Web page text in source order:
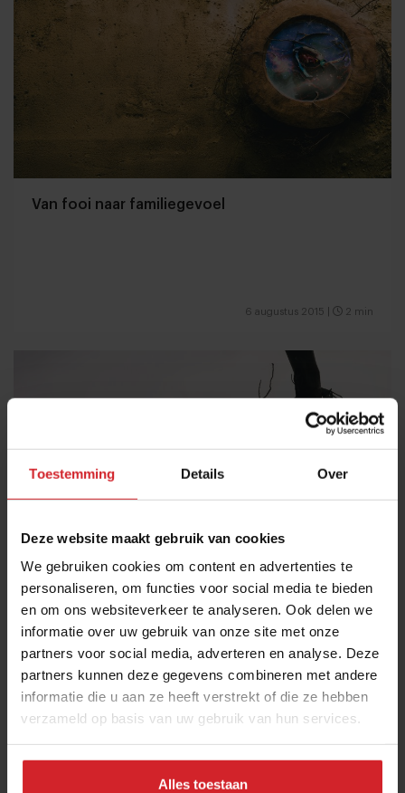
Toestemming Details Over
Deze website maakt gebruik van cookies
We gebruiken cookies om content en advertenties te
personaliseren, om functies voor social media te bieden
en om ons websiteverkeer te analyseren. Ook delen we
informatie over uw gebruik van onze site met onze
partners voor social media, adverteren en analyse. Deze
partners kunnen deze gegevens combineren met andere
informatie die u aan ze heeft verstrekt of die ze hebben
verzameld op basis van uw gebruik van hun services.
Alles toestaan
Van fooi naar familiegevoel
6 augustus 2015 2 min
Interactief verkopen
5 augustus 2015 | 3 min